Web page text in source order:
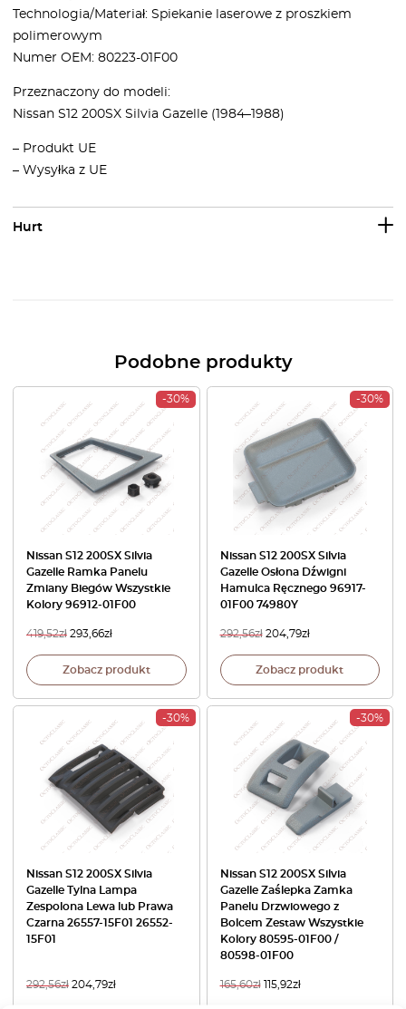
Technologia/Materiał: Spiekanie laserowe z proszkiem
polimerowym
Numer OEM: 80223-01F00
Przeznaczony do modeli:
Nissan S12 200SX Silvia Gazelle (1984–1988)
– Produkt UE
– Wysyłka z UE
Hurt
Podobne produkty
-30%
Nissan S12 200SX Silvia
Gazelle Ramka Panelu
Zmiany Biegów Wszystkie
Kolory 96912-01F00
419,52zł 293,66zł
Zobacz produkt
-30%
Nissan S12 200SX Silvia
Gazelle Osłona Dźwigni
Hamulca Ręcznego 96917-
01F00 74980Y
292,56zł 204,79zł
Zobacz produkt
-30%
Nissan S12 200SX Silvia
Gazelle Tylna Lampa
Zespolona Lewa lub Prawa
Czarna 26557-15F01 26552-
15F01
292,56zł 204,79zł
-30%
Nissan S12 200SX Silvia
Gazelle Zaślepka Zamka
Panelu Drzwiowego z
Bolcem Zestaw Wszystkie
Kolory 80595-01F00 /
80598-01F00
165,60zł 115,92zł